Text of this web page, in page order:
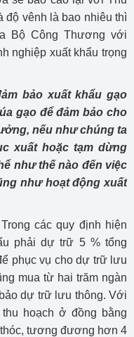
vênh là bao nhiêu thì
Bộ Công Thương với
nghiệp xuất khẩu trọng
bảo xuất khẩu gạo
gạo để đảm bảo cho
nếu như chúng ta
xuất hoặc tạm dừng
như thế nào đến việc
như hoạt động xuất
Trong các quy định hiện
phải dự trữ 5 % tổng
phục vụ cho dự trữ lưu
mua từ hai trăm ngàn
dự trữ lưu thông. Với
hoạch ở đồng bằng
tương đương hơn 4